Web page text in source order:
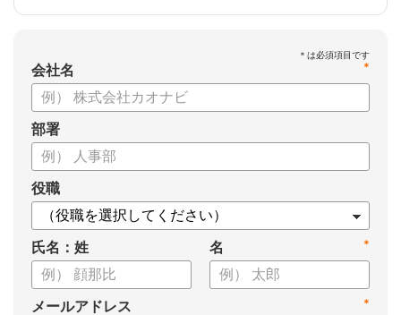
*
会社名
部署
役職
氏名：姓 *
名
*
メールアドレス